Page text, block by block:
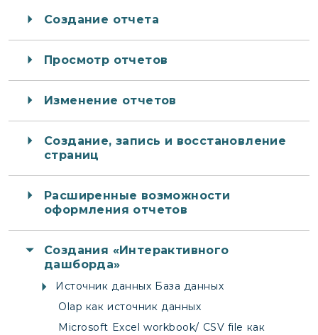
Создание отчета
Просмотр отчетов
Изменение отчетов
Создание, запись и восстановление
страниц
Расширенные возможности
оформления отчетов
Создания «Интерактивного
дашборда»
Источник данных База данных
Olap как источник данных
Microsoft Excel workbook/ CSV file как